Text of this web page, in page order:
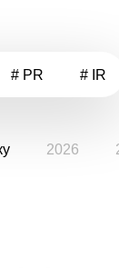
# PR # IR
2026